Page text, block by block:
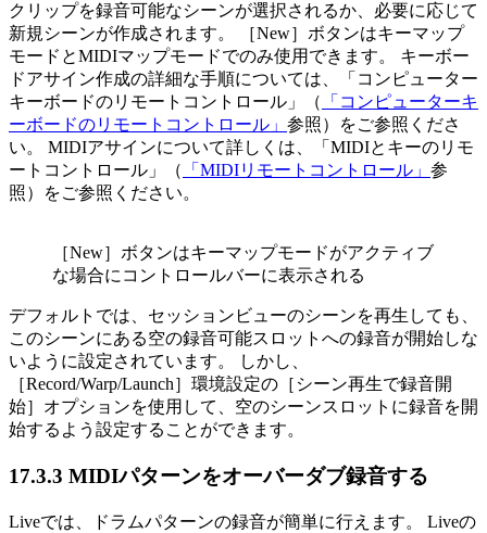
クリップを録音可能なシーンが選択されるか、必要に応じて
新規シーンが作成されます。 ［New］ボタンはキーマップ
モードとMIDIマップモードでのみ使用できます。 キーボー
ドアサイン作成の詳細な手順については、「コンピューター
キーボードのリモートコントロール」（
「コンピューターキ
ーボードのリモートコントロール」 参照）をご参照くださ
い。 MIDIアサインについて詳しくは、「MIDIとキーのリモ
ートコントロール」（
「MIDIリモートコントロール」 参
照）をご参照ください。
［New］ボタンはキーマップモードがアクティブ
な場合にコントロールバーに表示される
デフォルトでは、セッションビューのシーンを再生しても、
このシーンにある空の録音可能スロットへの録音が開始しな
いように設定されています。 しかし、
［Record/Warp/Launch］環境設定の［シーン再生で録音開
始］オプションを使用して、空のシーンスロットに録音を開
始するよう設定することができます。
17.3.3 MIDIパターンをオーバーダブ録音する
Liveでは、ドラムパターンの録音が簡単に行えます。 Liveの